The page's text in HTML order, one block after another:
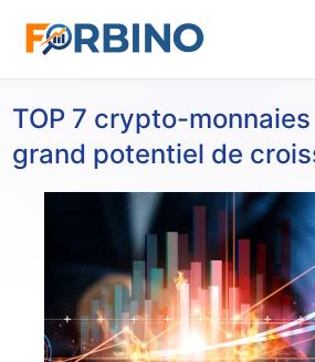
TOP 7 crypto-
grand potentiel de